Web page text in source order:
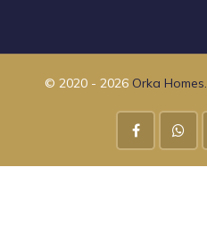
© 2020 - 2026 Orka Homes.